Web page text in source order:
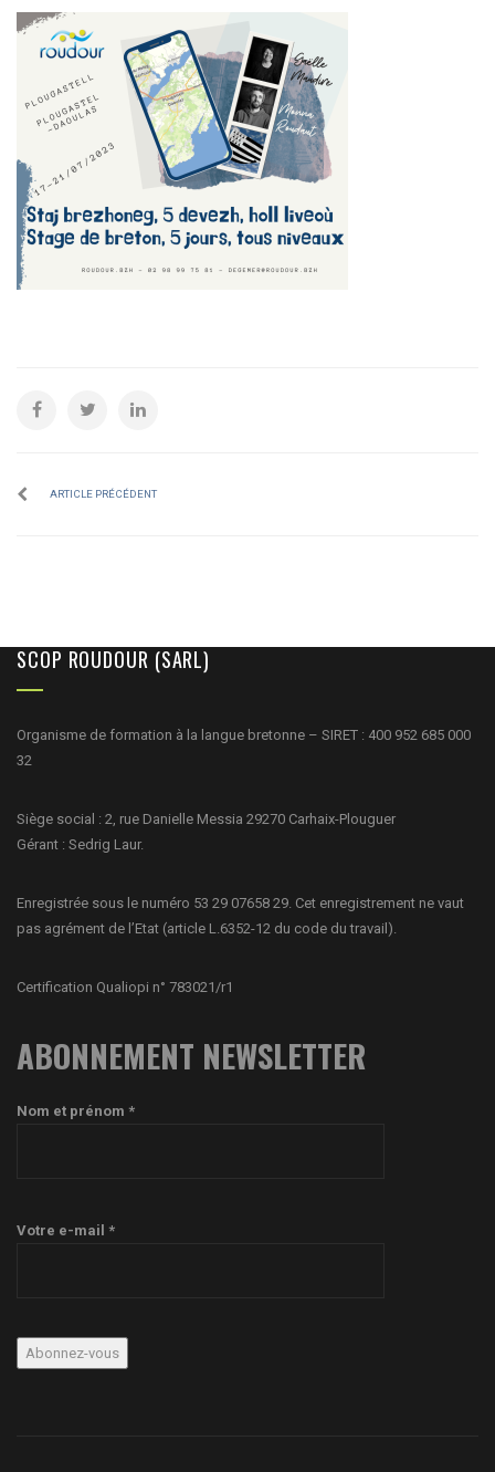
ARTICLE PRÉCÉDENT
SCOP ROUDOUR (SARL)
Organisme de formation à la langue bretonne – SIRET : 400 952 685 000
32
Siège social : 2, rue Danielle Messia 29270 Carhaix-Plouguer
Gérant : Sedrig Laur.
Enregistrée sous le numéro 53 29 07658 29. Cet enregistrement ne vaut
pas agrément de l’Etat (article L.6352-12 du code du travail).
Certification Qualiopi n° 783021/r1
ABONNEMENT NEWSLETTER
Nom et prénom *
Votre e-mail *